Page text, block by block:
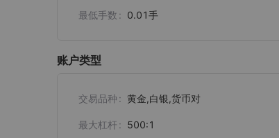
最低手数 0.01手
账户类型
交易品种 黄金,白银,货币对
最大杠杆 500:1